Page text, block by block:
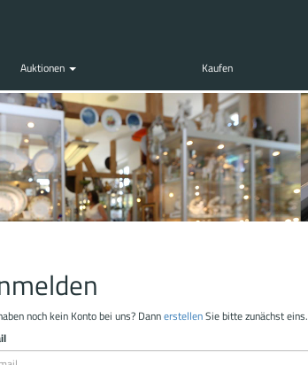
Auktionen Kaufen
noch kein Konto bei uns? DannerstellenSie bitte zunächst eins.